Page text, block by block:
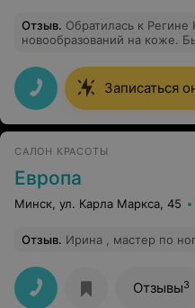
Отзыв. Обратилась к
новообразований на коже.
по каждому образованию.
родинку, все прошло
комфортно. Были даны
уходу после удаления. На
доверительно. Это очень
Записаться
САЛОН КРАСОТЫ
Европа
Минск, ул. Карла Маркса, 45
Отзыв. Ирина , мастер по
Отзывы3